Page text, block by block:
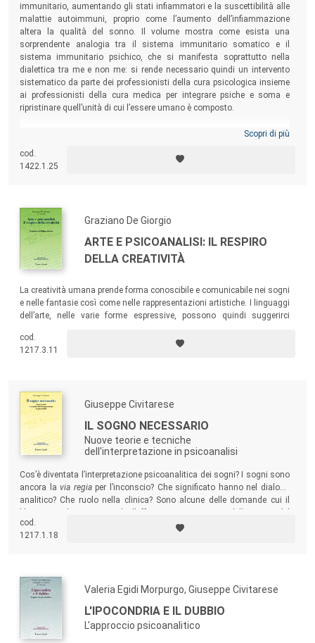
immunitario, aumentando gli stati infiammatori e la suscettibilità alle
malattie autoimmuni, proprio come l’aumento dell’infiammazione
altera la qualità del sonno. Il volume mostra come esista una
sorprendente analogia tra il sistema immunitario somatico e il
sistema immunitario psichico, che si manifesta soprattutto nella
dialettica tra me e non me: si rende necessario quindi un intervento
sistematico da parte dei professionisti della cura psicologica insieme
ai professionisti della cura medica per integrare psiche e soma e
ripristinare quell’unità di cui l’essere umano è composto.
Scopri di più
cod.
1422.1.25
Graziano De Giorgio
ARTE E PSICOANALISI: IL RESPIRO
DELLA CREATIVITÀ
La creatività umana prende forma conoscibile e comunicabile nei sogni
e nelle fantasie così come nelle rappresentazioni artistiche. I linguaggi
dell’arte, nelle varie forme espressive, possono quindi suggerirci
cod.
1217.3.11
Giuseppe Civitarese
IL SOGNO NECESSARIO
Nuove teorie e tecniche
dell'interpretazione in psicoanalisi
Cos’è diventata l’interpretazione psicoanalitica dei sogni? I sogni sono
ancora lavia regia per l’inconscio? Che significato hanno nel dialogo
analitico? Che ruolo nella clinica? Sono alcune delle domande cui il
sogno da Freud a Klein, Bion, Meltzer, Ogden, Ferro.
cod.
1217.1.18
Valeria Egidi Morpurgo, Giuseppe Civitarese
L'IPOCONDRIA E IL DUBBIO
L'approccio psicoanalitico